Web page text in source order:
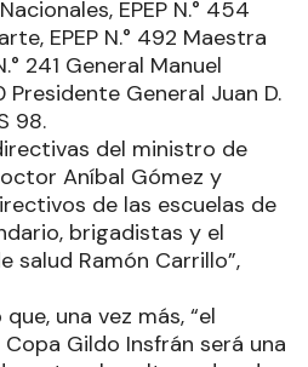
EPEP N.° 454
EPEP N.° 492 Maestra
241 General Manuel
Presidente General Juan D.
98.
del ministro de
Aníbal Gómez y
de las escuelas de
brigadistas y el
salud Ramón Carrillo”,
una vez más, “el
Gildo Insfrán será una